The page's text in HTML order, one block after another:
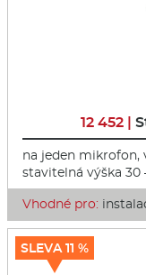
12 452 |
na jeden mikrofon,
stavitelná výška 30
Vhodné pro:
SLEVA 11 %